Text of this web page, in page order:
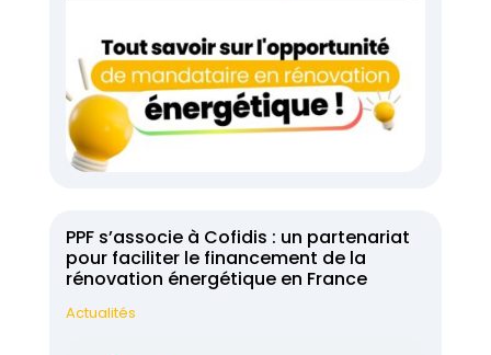
PPF s’associe à Cofidis : un partenariat
pour faciliter le financement de la
rénovation énergétique en France
Actualités